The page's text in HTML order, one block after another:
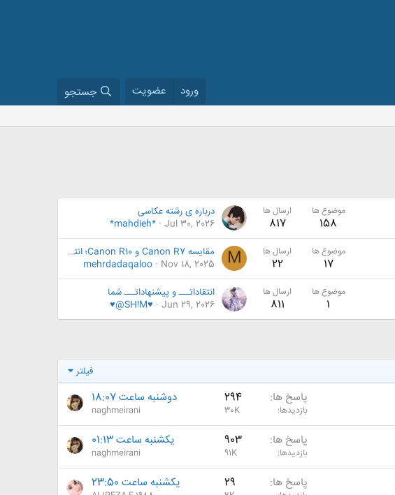
ورود عضویت جستجو
موضوع ها
158
ارسال ها
817
درباره ی رشته عکاسی
Jul 30, 2026
*mahdieh*
موضوع ها
17
ارسال ها
22
M
مقایسه Canon R7 و Canon R10؛ انتخاب بهتر برای عکاسی روزمره و حرفه‌ای
Nov 18, 2025
mehrdadaqaloo
موضوع ها
1
ارسال ها
811
انتقاداتـــ و پیشنهاداتـــ شما
Jun 29, 2026
♥@SH!M♥
فیلتر
پاسخ ها 294
بازدیدها 30K
دوشنبه ساعت 18:07
naghmeirani
پاسخ ها 903
بازدیدها 91K
یکشنبه ساعت 01:13
naghmeirani
پاسخ ها 29 یکشنبه ساعت 23:50